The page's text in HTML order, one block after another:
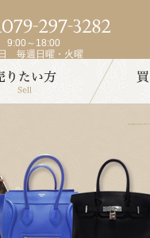
9:00～18:00
日 毎週日曜・火曜